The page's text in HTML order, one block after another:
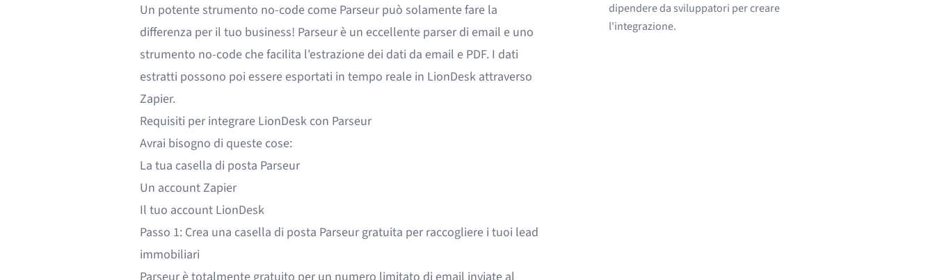
Un potente strumento no-code come Parseurpuò solamente fare la
differenza per il tuo business! Parseur è un eccellente parser di email e uno
strumento no-code che facilita l'estrazione dei dati da email e PDF. I dati
estratti possono poi essere esportati in tempo reale in LionDesk attraverso
Zapier.
Requisiti per integrare LionDesk con Parseur
Avrai bisogno di queste cose:
La tua casella di posta Parseur
Un account Zapier
Il tuo account LionDesk
Passo 1: Crea una casella di posta Parseur gratuita per raccogliere i tuoi lead
immobiliari
dipendere da sviluppatori per creare
l'integrazione.